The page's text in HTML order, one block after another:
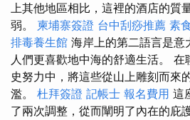
上其他地區相比，這裡的酒店的質
弱。 柬埔寨簽證 台中刮痧推薦 素
排毒養生館 海岸上的第二語言是意
人們更喜歡地中海的舒適生活。 在
史努力中，將這些從山上雕刻而來
濫。 杜拜簽證 記帳士 報名費用 這
了兩次調整，從而闡明了內在的庇